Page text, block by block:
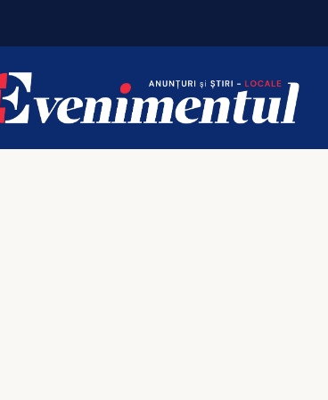
Grădinița 2026: ce analize și acte trebuie